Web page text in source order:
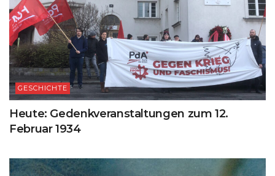
GESCHICHTE
Heute: Gedenkveranstaltungen zum 12.
Februar 1934